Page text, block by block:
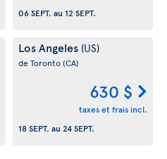
06 SEPT. au 12 SEPT.
Los Angeles (US)
de Toronto(CA)
630 $
taxes et frais incl.
18 SEPT. au 24 SEPT.